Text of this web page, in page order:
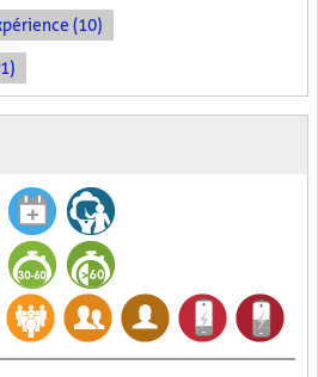
(10)